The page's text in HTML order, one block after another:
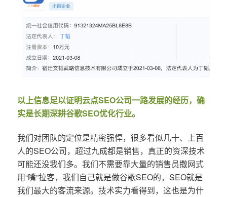
以上信息足以证明云点SEO公司一路发展的经历，确
实是长期深耕谷歌SEO优化行业。
我们对团队的定位是精密强悍，很多看似几十、上百
人的SEO公司，超过九成都是销售，真正的资深技术
可能还没我们多。我们不需要靠大量的销售员撒网式
用“嘴”拉客，我们自己就是做谷歌SEO的，SEO就是
我们最大的客流来源。技术实力看得到，这也是为什